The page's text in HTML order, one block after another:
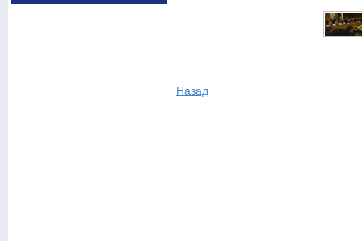
Назад